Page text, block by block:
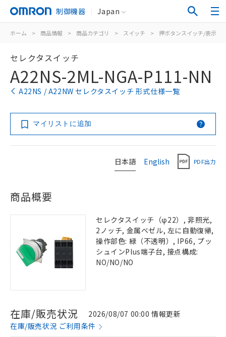
制御機器 Japan
ホーム > 商品情報 > 商品カテゴリ > スイッチ > 押ボタンスイッチ/表示灯
セレクタスイッチ
A22NS-2ML-NGA-P111-NN
A22NS / A22NW セレクタスイッチ 形式仕様一覧
マイリストに追加
日本語 English PDF出力
商品概要
セレクタスイッチ（φ22）, 非照光,
2ノッチ, 金属ベゼル, 左に自動復帰,
操作部色: 緑（不透明）, IP66, プッ
シュインPlus端子台, 接点構成:
NO/NO/NO
在庫/販売状況
2026/08/07 00:00 情報更新
在庫/販売状況 ご利用条件